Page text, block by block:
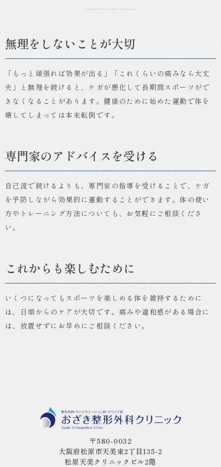
無理をしないことが大切
「もっと頑張れば効果が出る」「これくらいの痛みなら大丈
夫」と無理を続けると、ケガが悪化して長期間スポーツがで
きなくなることがあります。健康のために始めた運動で体を
壊してしまっては本末転倒です。
専門家のアドバイスを受ける
自己流で続けるよりも、専門家の指導を受けることで、ケガ
を予防しながら効果的に運動することができます。体の使い
方やトレーニング方法についても、お気軽にご相談くださ
い。
これからも楽しむために
いくつになってもスポーツを楽しめる体を維持するために
は、日頃からのケアが大切です。痛みや違和感がある場合に
は、放置せずにお早めにご相談ください。
〒580-0032
大阪府松原市天美東2丁目135-2
松原天美クリニックビル2階